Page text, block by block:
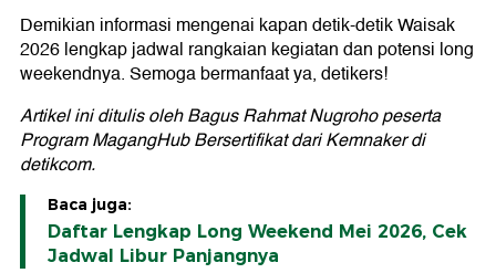
Demikian informasi mengenai kapan detik-detik Waisak
2026 lengkap jadwal rangkaian kegiatan dan potensi long
weekendnya. Semoga bermanfaat ya, detikers!
Artikel ini ditulis oleh Bagus Rahmat Nugroho peserta
Program MagangHub Bersertifikat dari Kemnaker di
detikcom.
Baca juga:
Daftar Lengkap Long Weekend Mei 2026, Cek
Jadwal Libur Panjangnya